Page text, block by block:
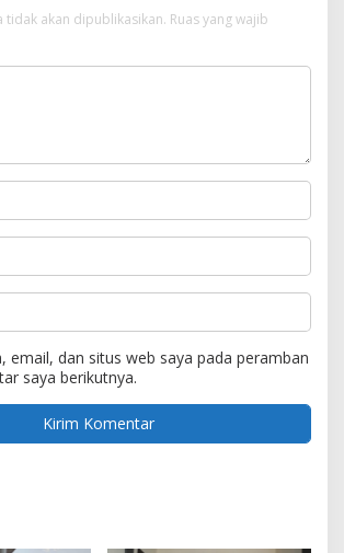
tidak akan dipublikasikan. Ruas yang wajib
email, dan situs web saya pada peramban
saya berikutnya.